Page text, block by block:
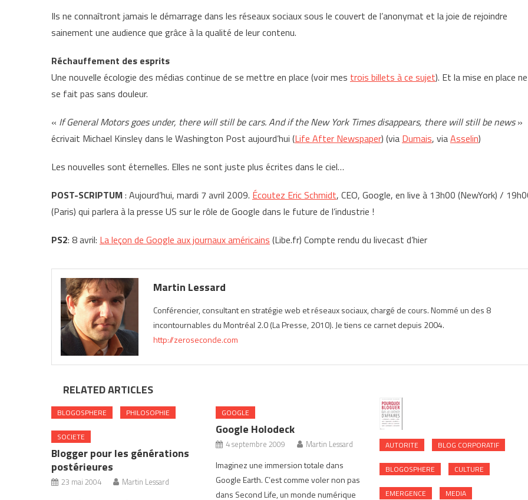
Ils ne connaîtront jamais le démarrage dans les réseaux sociaux sous le couvert de l’anonymat et la joie de rejoindre
sainement une audience que grâce à la qualité de leur contenu.
Réchauffement des esprits
Une nouvelle écologie des médias continue de se mettre en place (voir mes trois billets à ce sujet). Et la mise en place ne
se fait pas sans douleur.
« If General Motors goes under, there will still be cars. And if the New York Times disappears, there will still be news»
écrivait Michael Kinsley dans le Washington Post aujourd’hui (Life After Newspaper) (via Dumais, viaAsselin)
Les nouvelles sont éternelles. Elles ne sont juste plus écrites dans le ciel…
POST-SCRIPTUM: Aujourd’hui, mardi 7 avril 2009. Écoutez Eric Schmidt, CEO, Google, en live à 13h00 (NewYork) /
(Paris) qui parlera à la presse US sur le rôle de Google dans le future de l’industrie !
PS2: 8 avril: La leçon de Google aux journaux américains (Libe.fr) Compte rendu du livecast d’hier
Martin Lessard
Conférencier, consultant en stratégie web et réseaux sociaux, chargé de cours. Nommé un des 8
incontournables du Montréal 2.0 (La Presse, 2010). Je tiens ce carnet depuis 2004.
http://zeroseconde.com
RELATED ARTICLES
BLOGOSPHERE PHILOSOPHIE
SOCIETE
Blogger pour les générations
postérieures
23 mai 2004 Martin Lessard
GOOGLE
Google Holodeck
4 septembre 2009 Martin Lessard
Imaginez une immersion totale dans
Google Earth. C’est comme voler non pas
dans Second Life, un monde numérique
AUTORITE BLOG CORPORATIF
BLOGOSPHERE CULTURE
EMERGENCE MEDIA